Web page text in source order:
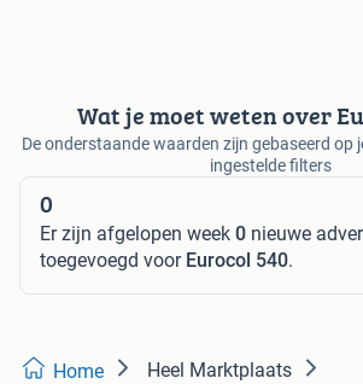
Wat je moet weten over
De onderstaande waarden zijn gebaseerd op
ingestelde filters
0
Er zijn afgelopen week 0 nieuwe
toegevoegd voor Eurocol 540.
Home Heel Marktplaats